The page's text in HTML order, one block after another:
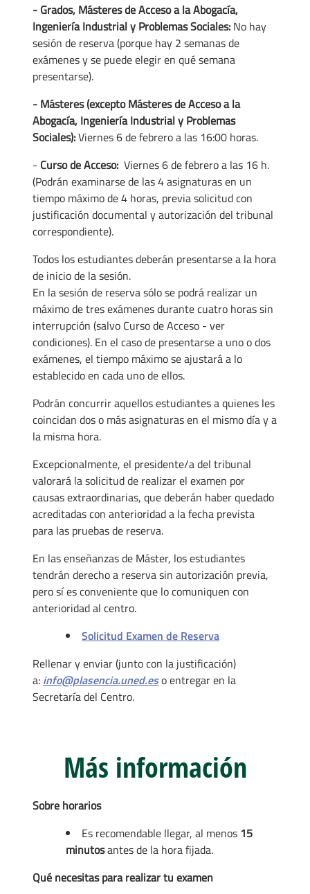
- Grados, Másteres de Acceso a la Abogacía,
Ingeniería Industrial y Problemas Sociales: No hay
sesión de reserva (porque hay 2 semanas de
exámenes y se puede elegir en qué semana
presentarse).
- Másteres (excepto Másteres de Acceso a la
Abogacía, Ingeniería Industrial y Problemas
Sociales):Viernes 6 de febrero a las 16:00 horas.
- Curso de Acceso: Viernes 6 de febrero a las 16 h.
(Podrán examinarse de las 4 asignaturas en un
tiempo máximo de 4 horas, previa solicitud con
justificación documental y autorización del tribunal
correspondiente).
Todos los estudiantes deberán presentarse a la hora
de inicio de la sesión.
En la sesión de reserva sólo se podrá realizar un
máximo de tres exámenes durante cuatro horas sin
interrupción (salvo Curso de Acceso - ver
condiciones). En el caso de presentarse a uno o dos
exámenes, el tiempo máximo se ajustará a lo
establecido en cada uno de ellos.
Podrán concurrir aquellos estudiantes a quienes les
coincidan dos o más asignaturas en el mismo día y a
la misma hora.
Excepcionalmente, el presidente/a del tribunal
valorará la solicitud de realizar el examen por
causas extraordinarias, que deberán haber quedado
acreditadas con anterioridad a la fecha prevista
para las pruebas de reserva.
En las enseñanzas de Máster, los estudiantes
tendrán derecho a reserva sin autorización previa,
pero sí es conveniente que lo comuniquen con
anterioridad al centro.
Solicitud Examen de Reserva
Rellenar y enviar (junto con la justificación)
a: info@plasencia.uned.eso entregar en la
Secretaría del Centro.
Más información
Sobre horarios
Es recomendable llegar, al menos 15
minutosantes de la hora fijada.
Qué necesitas para realizar tu examen